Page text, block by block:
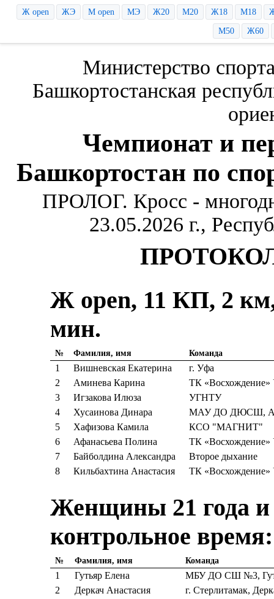
Ж open ЖЭ М open МЭ Ж20 М20 Ж18 М18
М50
Ж60
Министерство
Башкортостанская
Чемпионат и
Башкортостан по
ПРОЛОГ. Кросс -
23.05.2026 г.,
Ж open, 11 КП, 2
мин.
№ Фамилия, имя Команда
1 Вишневская Екатерина
г. Уфа
2
Аминева Карина
ТК
3
Игзакова Илюза
УГНТУ
4
Хусаинова Динара
МАУ ДО ДЮСШ,
5
Хафизова Камила
КСО "МАГНИТ"
6
Афанасьева Полина
ТК
7
Байболдина Александра
Второе дыхание
8
Кильбахтина Анастасия ТК
Женщины 21 года
контрольное
№ Фамилия, имя Команда
1 Гутьяр Елена
МБУ ДО СШ №3,
2
Деркач Анастасия
г. Стерлитамак,